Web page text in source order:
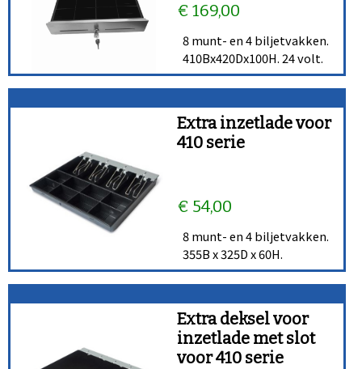
€ 169,00
8 munt- en 4 biljetvakken.
410Bx420Dx100H. 24 volt.
Extra inzetlade voor
410 serie
€ 54,00
8 munt- en 4 biljetvakken.
355B x 325D x 60H.
Extra deksel voor
inzetlade met slot
voor 410 serie